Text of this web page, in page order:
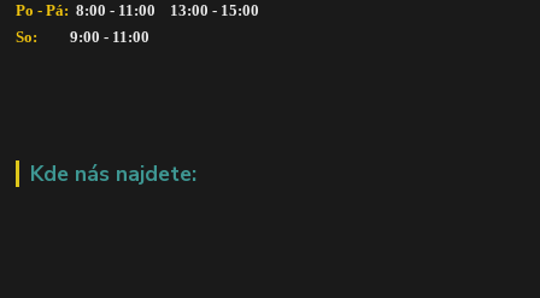
Po - Pá: 8:00 - 11:00    13:00 - 15:00
So:
      9:00 - 11:00
Kde nás najdete: